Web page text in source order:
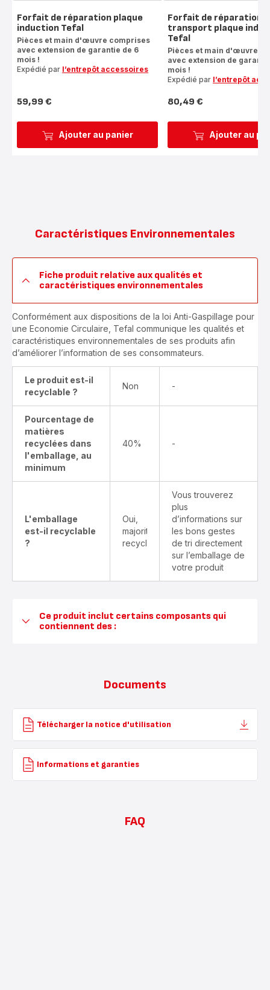
Ajouter au panier
Forfait de réparation plaque
induction Tefal
Pièces et main d'œuvre comprises
avec extension de garantie de 6
mois !
Expédié par l’entrepôt accessoires
Prix
59,99 €
Ajouter au
Forfait de réparation
transport plaque
Tefal
Pièces et main d'œuvre
avec extension de
mois !
Expédié par l’entrepôt
Prix
80,49 €
Caractéristiques Environnementales
Fiche produit relative aux qualités et
caractéristiques environnementales
Conformément aux dispositions de la loi Anti-Gaspillage pour
une Economie Circulaire, Tefal communique les qualités et
caractéristiques environnementales de ses produits afin
d’améliorer l’information de ses consommateurs.
Le produit est-il
recyclable ?
Non -
Pourcentage de
matières
recyclées dans
l'emballage, au
minimum
40% -
L'emballage
est-il recyclable
?
Oui,
majoritairement
recyclable
Vous trouverez
plus
d’informations sur
les bons gestes
de tri directement
sur l’emballage de
votre produit
Ce produit inclut certains composants qui
contiennent des :
Documents
Télécharger la notice d'utilisation
Informations et garanties
FAQ